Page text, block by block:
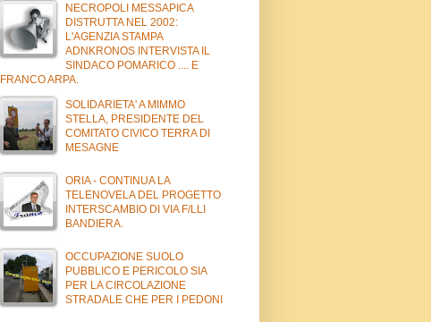
NECROPOLI MESSAPICA
DISTRUTTA NEL 2002:
L'AGENZIA STAMPA
ADNKRONOS INTERVISTA IL
SINDACO POMARICO .... E
FRANCO ARPA.
SOLIDARIETA' A MIMMO
STELLA, PRESIDENTE DEL
COMITATO CIVICO TERRA DI
MESAGNE
ORIA - CONTINUA LA
TELENOVELA DEL PROGETTO
INTERSCAMBIO DI VIA F/LLI
BANDIERA.
OCCUPAZIONE SUOLO
PUBBLICO E PERICOLO SIA
PER LA CIRCOLAZIONE
STRADALE CHE PER I PEDONI